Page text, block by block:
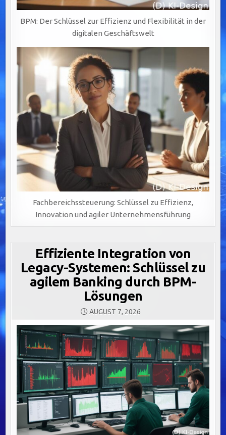
BPM: Der Schlüssel zur Effizienz und Flexibilität in der
digitalen Geschäftswelt
Fachbereichssteuerung: Schlüssel zu Effizienz,
Innovation und agiler Unternehmensführung
Effiziente Integration von
Legacy-Systemen: Schlüssel zu
agilem Banking durch BPM-
Lösungen
AUGUST 7, 2026